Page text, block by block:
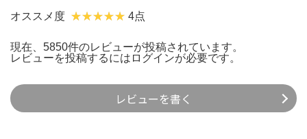
オススメ度 4点
現在、5850件のレビューが投稿されています。
レビューを投稿するには ログインが必要です。
レビューを書く